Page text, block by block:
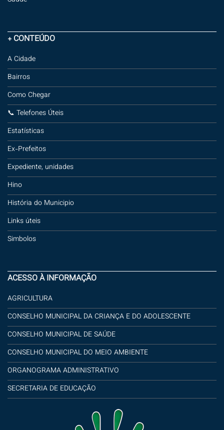
+ CONTEÚDO
A Cidade
Bairros
Como Chegar
📞 Telefones Úteis
Estatísticas
Ex-Prefeitos
Expediente, unidades
Hino
História do Municipio
Links úteis
Simbolos
ACESSO À INFORMAÇÃO
AGRICULTURA
CONSELHO MUNICIPAL DA CRIANÇA E DO ADOLESCENTE
CONSELHO MUNICIPAL DE SAÚDE
CONSELHO MUNICIPAL DO MEIO AMBIENTE
ORGANOGRAMA ADMINISTRATIVO
SECRETARIA DE EDUCAÇÃO